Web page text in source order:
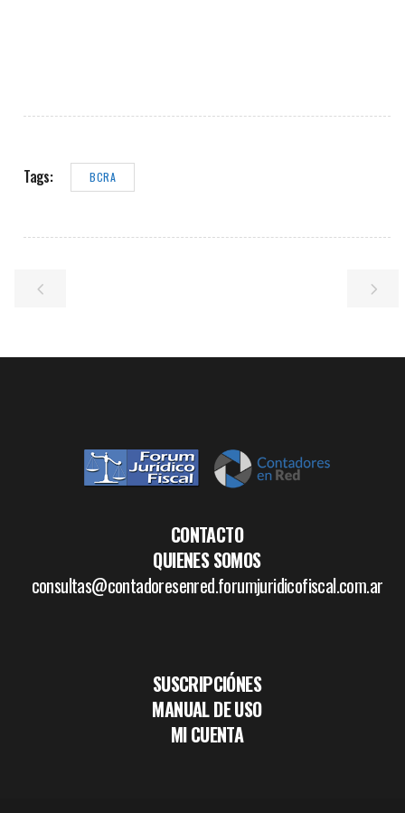
Tags: BCRA
CONTACTO
QUIENES SOMOS
consultas@contadoresenred.forumjuridicofiscal.com.ar
SUSCRIPCIÓNES
MANUAL DE USO
MI CUENTA